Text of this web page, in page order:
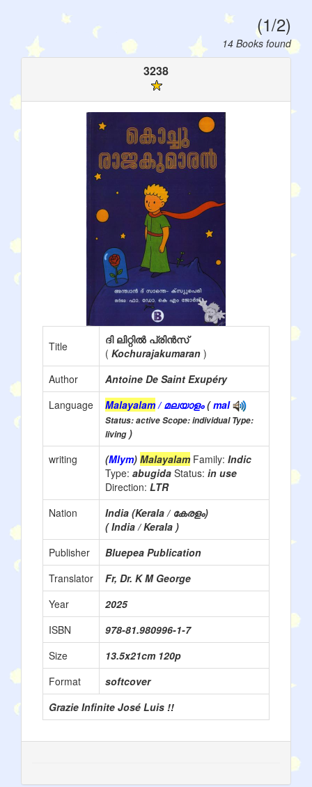
(1/2)
14 Books found
3238
Title
ദി ലിറ്റിൽ പ്രിൻസ്
( Kochurajakumaran )
Author
Antoine De Saint Exupéry
Language
Malayalam/ മലയാളം(mal
Status: active Scope: individual Type:
living)
writing
(Mlym) Malayalam Family: Indic
Type: abugida Status: in use
Direction: LTR
Nation
India (Kerala / കേരളം)
( India / Kerala )
Publisher
Bluepea Publication
Translator
Fr, Dr. K M George
Year
2025
ISBN
978-81.980996-1-7
Size
13.5x21cm 120p
Format
softcover
Grazie Infinite José Luis !!